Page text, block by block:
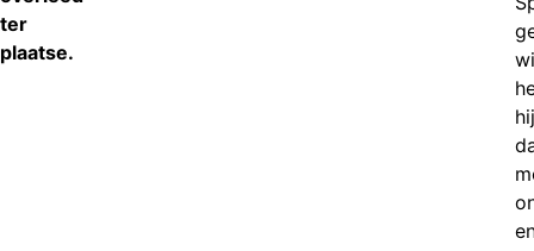
ter
plaatse.
hij